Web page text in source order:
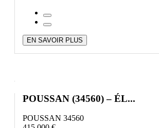
EN SAVOIR PLUS
POUSSAN (34560) – ÉL...
POUSSAN 34560